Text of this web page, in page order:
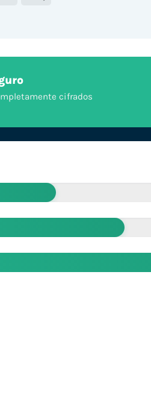
cifrados